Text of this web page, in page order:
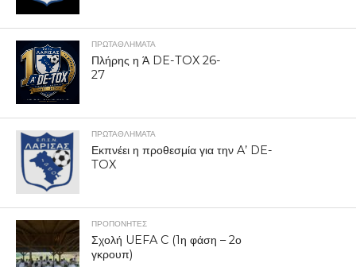
ΠΡΩΤΑΘΛΉΜΑΤΑ
Πλήρης η Ά DE-TOX 26-
27
ΠΡΩΤΑΘΛΉΜΑΤΑ
Εκπνέει η προθεσμία για την A’ DE-
TOX
ΠΡΟΠΟΝΗΤΈΣ
Σχολή UEFA C (1η φάση – 2ο
γκρουπ)